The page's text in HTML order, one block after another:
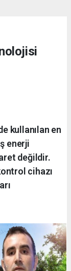
kullanılan en
enerji
değildir.
cihazı